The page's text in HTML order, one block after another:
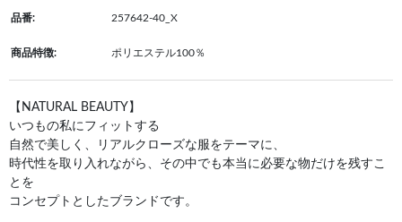
品番: 257642-40_X
商品特徴: ポリエステル100％
【NATURAL BEAUTY】
いつもの私にフィットする
自然で美しく、リアルクローズな服をテーマに、
時代性を取り入れながら、その中でも本当に必要な物だけを残すこ
とを
コンセプトとしたブランドです。